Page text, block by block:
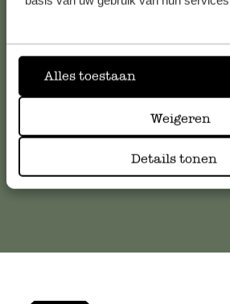
Alles toestaan
Weigeren
Details tonen
nos réponses auxquestions les plus
serviceclientele@dille-kamille.com